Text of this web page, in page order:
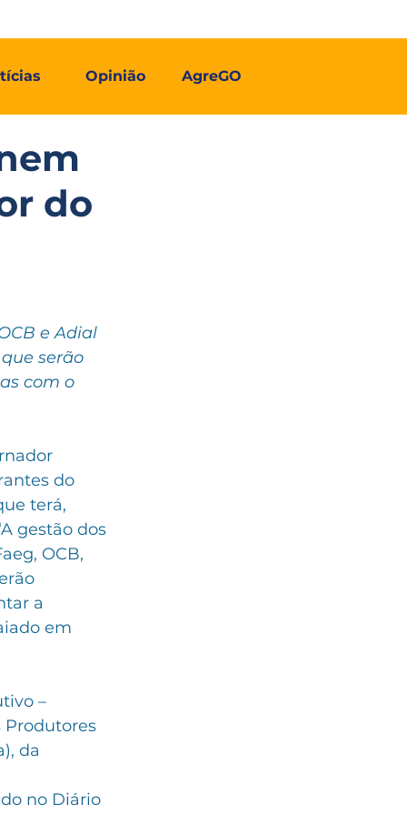
AgreGO
Opinião
do
e Adial
serão
com o
do
terá,
gestão dos
OCB,
a
em
–
Produtores
da
no Diário